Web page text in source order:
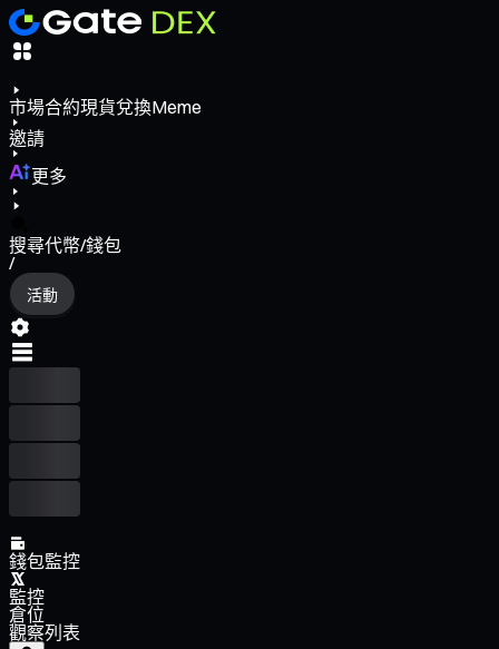
市場合約現貨兌換Meme
邀請
更多
搜尋代幣/錢包
/
活動
錢包監控
監控
倉位
觀察列表